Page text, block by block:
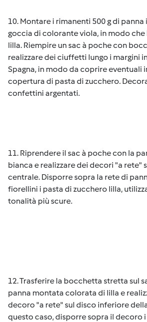
10. Montare i rimanenti 500 g di
goccia di colorante viola, in modo che
lilla. Riempire un sac à poche con
realizzare dei ciuffetti lungo i margini
Spagna, in modo da coprire eventuali
copertura di pasta di zucchero.
confettini argentati.
11. Riprendere il sac à poche con la
bianca e realizzare dei decori "a rete"
centrale. Disporre sopra la rete di
fiorellini i pasta di zucchero lilla,
tonalità più scure.
12. Trasferire la bocchetta stretta sul
panna montata colorata di lilla e
decoro "a rete" sul disco inferiore
questo caso, disporre sopra il decoro